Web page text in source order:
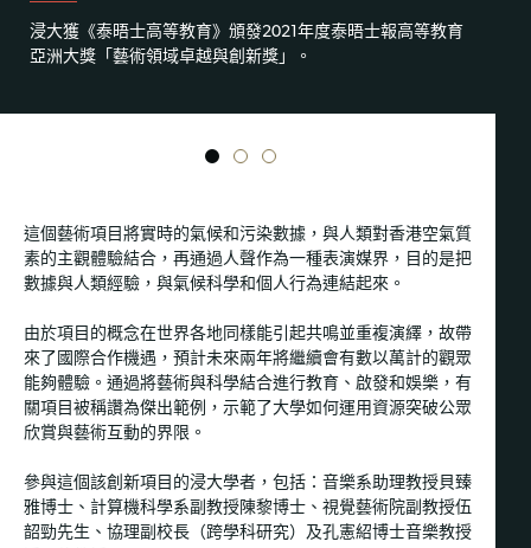
浸大獲《泰晤士高等教育》頒發2021年度泰晤士報高等教育
亞洲大獎「藝術領域卓越與創新獎」。
1 2 3
這個藝術項目將實時的氣候和污染數據，與人類對香港空氣質
素的主觀體驗結合，再通過人聲作為一種表演媒界，目的是把
數據與人類經驗，與氣候科學和個人行為連結起來。
由於項目的概念在世界各地同樣能引起共鳴並重複演繹，故帶
來了國際合作機遇，預計未來兩年將繼續會有數以萬計的觀眾
能夠體驗。通過將藝術與科學結合進行教育、啟發和娛樂，有
關項目被稱讚為傑出範例，示範了大學如何運用資源突破公眾
欣賞與藝術互動的界限。
參與這個該創新項目的浸大學者，包括：音樂系助理教授貝臻
雅博士、計算機科學系副教授陳黎博士、視覺藝術院副教授伍
韶勁先生、協理副校長（跨學科研究）及孔憲紹博士音樂教授